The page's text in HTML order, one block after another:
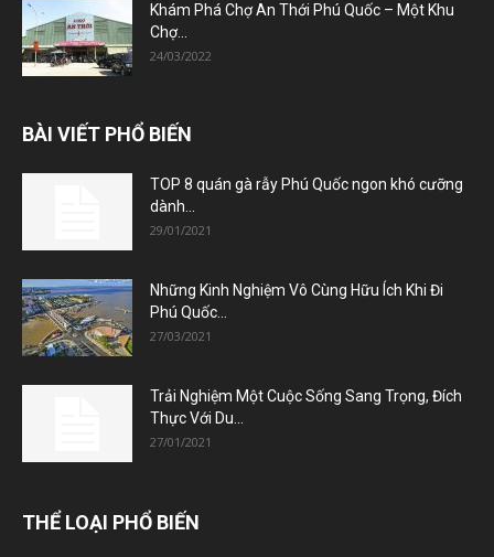
Khám Phá Chợ An Thới Phú Quốc – Một Khu
Chợ...
24/03/2022
BÀI VIẾT PHỔ BIẾN
TOP 8 quán gà rẫy Phú Quốc ngon khó cưỡng
dành...
29/01/2021
Những Kinh Nghiệm Vô Cùng Hữu Ích Khi Đi
Phú Quốc...
27/03/2021
Trải Nghiệm Một Cuộc Sống Sang Trọng, Đích
Thực Với Du...
27/01/2021
THỂ LOẠI PHỔ BIẾN